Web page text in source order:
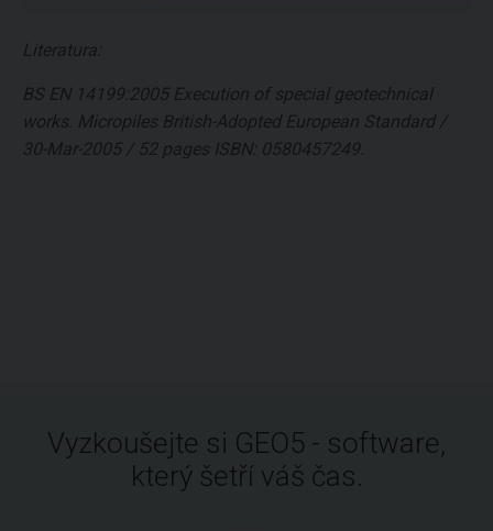
Literatura:
BS EN 14199:2005 Execution of special geotechnical
works. Micropiles British-Adopted European Standard /
30-Mar-2005 / 52 pages ISBN: 0580457249.
Vyzkoušejte si GEO5 - software,
který šetří váš čas.